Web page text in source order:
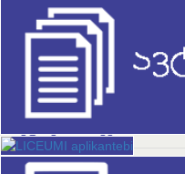
მატერიალურ-ტექნიკური ბაზა
სწავლის პროცესი
სასწავლო კალენდარი